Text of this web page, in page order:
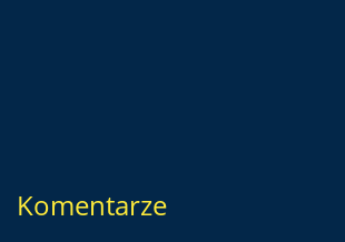
Komentarze